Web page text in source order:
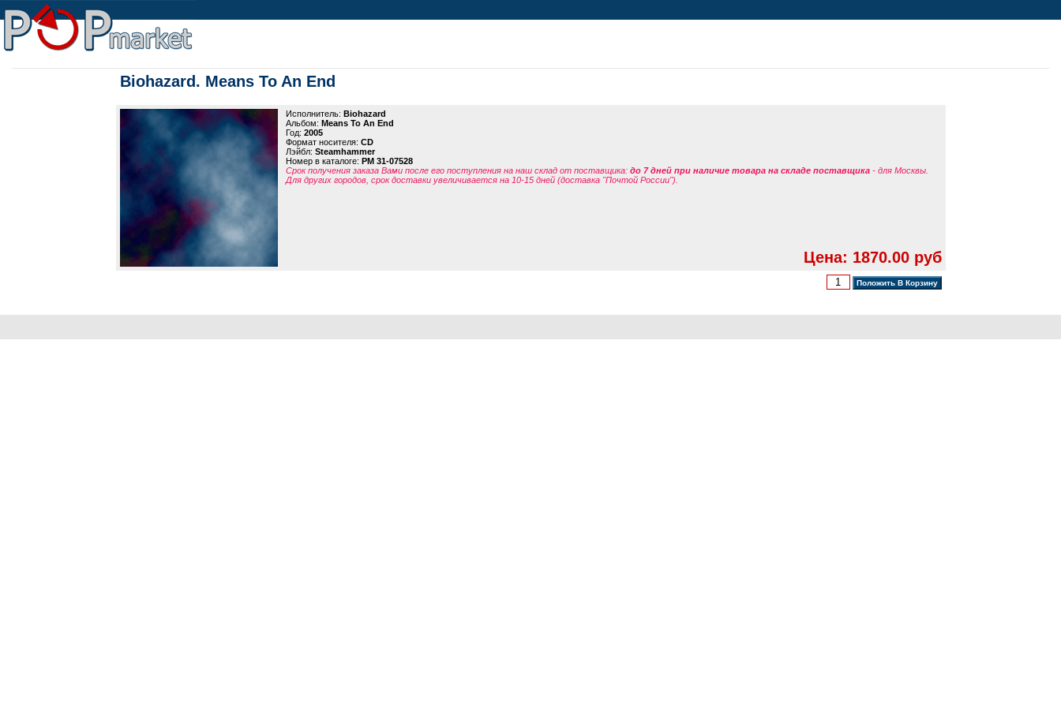
Biohazard. Means To An End
Исполнитель: Biohazard
Альбом: Means To An End
Год: 2005
Формат носителя: CD
Лэйбл: Steamhammer
Номер в каталоге: PM 31-07528
Срок получения заказа Вами после его поступления на наш склад от поставщика: до 7 дней при наличие товара на складе поставщика - для Москвы.
Для других городов, срок доставки увеличивается на 10-15 дней (доставка "Почтой России").
Цена: 1870.00 руб